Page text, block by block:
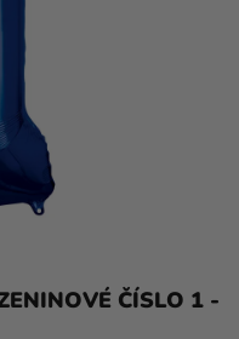
ČÍSLO 1 -